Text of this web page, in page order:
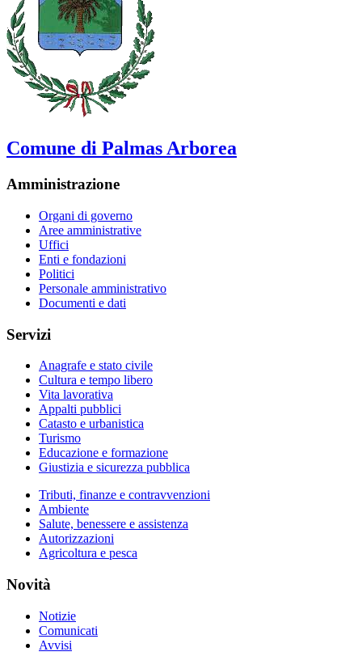
Comune di Palmas Arborea
Amministrazione
Organi di governo
Aree amministrative
Uffici
Enti e fondazioni
Politici
Personale amministrativo
Documenti e dati
Servizi
Anagrafe e stato civile
Cultura e tempo libero
Vita lavorativa
Appalti pubblici
Catasto e urbanistica
Turismo
Educazione e formazione
Giustizia e sicurezza pubblica
Tributi, finanze e contravvenzioni
Ambiente
Salute, benessere e assistenza
Autorizzazioni
Agricoltura e pesca
Novità
Notizie
Comunicati
Avvisi